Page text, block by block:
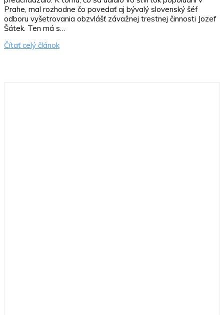
Prahe, mal rozhodne čo povedať aj bývalý slovenský šéf
odboru vyšetrovania obzvlášť závažnej trestnej činnosti Jozef
Šátek. Ten má s…
Čítať celý článok